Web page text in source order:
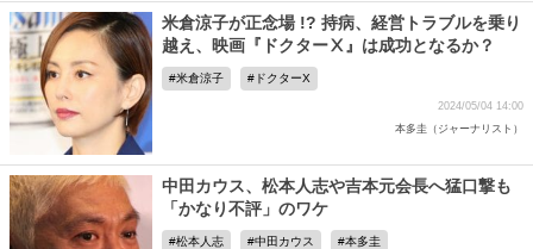
米倉涼子が正念場 !? 持病、経営トラブルを乗り
越え、映画『ドクターⅩ』は成功となるか？
米倉涼子 ドクターX
2024/05/04 14:00
本多圭（ジャーナリスト）
中田カウス、松本人志や吉本元会長へ猛口撃も
「かなり不評」のワケ
松本人志 中田カウス 本多圭